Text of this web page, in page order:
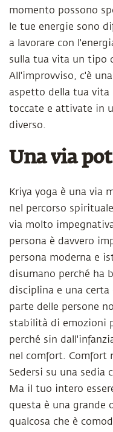
momento possono
le tue energie sono
a lavorare con
sulla tua vita un tipo
All'improvviso, c'è
aspetto della tua vita
toccate e attivate in
diverso.
Una via
Kriya yoga è una via
nel percorso
via molto
persona è davvero
persona moderna e
disumano perché ha
disciplina e una
parte delle persone
stabilità di emozioni
perché sin
nel comfort. Comfort
Sedersi su una sedia
Ma il tuo intero
questa è una grande
qualcosa che è